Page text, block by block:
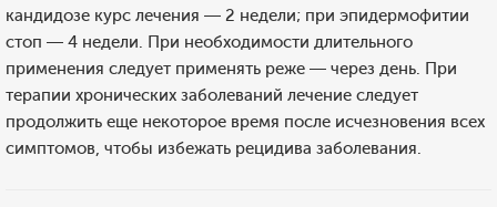
кандидозе курс лечения — 2 недели; при эпидермофитии
стоп — 4 недели. При необходимости длительного
применения следует применять реже — через день. При
терапии хронических заболеваний лечение следует
продолжить еще некоторое время после исчезновения всех
симптомов, чтобы избежать рецидива заболевания.